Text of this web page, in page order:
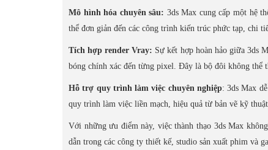
Mô hình hóa chuyên sâu: 3ds Max cung cấp một hệ
thể đơn giản đến các công trình kiến trúc phức tạp, chi
Tích hợp render Vray: Sự kết hợp hoàn hảo giữa 3ds
bóng chính xác đến từng pixel. Đây là bộ đôi không thể
Hỗ trợ quy trình làm việc chuyên nghiệp: 3ds Max
quy trình làm việc liền mạch, hiệu quả từ bản vẽ kỹ
Với những ưu điểm này, việc thành thạo 3ds Max
dẫn trong các công ty thiết kế, studio sản xuất phim và